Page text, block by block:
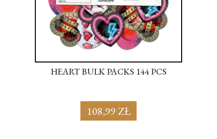
HEART BULK PACKS 144 PCS
108,99 ZŁ